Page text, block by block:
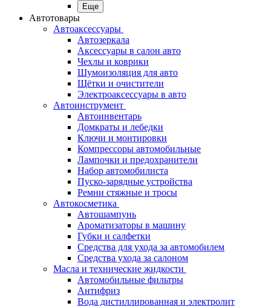
Еще
Автотовары
Автоаксессуары
Автозеркала
Аксессуары в салон авто
Чехлы и коврики
Шумоизоляция для авто
Щётки и очистители
Электроаксессуары в авто
Автоинструмент
Автоинвентарь
Домкраты и лебедки
Ключи и монтировки
Компрессоры автомобильные
Лампочки и предохранители
Набор автомобилиста
Пуско-зарядные устройства
Ремни стяжные и тросы
Автокосметика
Автошампунь
Ароматизаторы в машину
Губки и салфетки
Средства для ухода за автомобилем
Средства ухода за салоном
Масла и технические жидкости
Автомобильные фильтры
Антифриз
Вода дистиллированная и электролит